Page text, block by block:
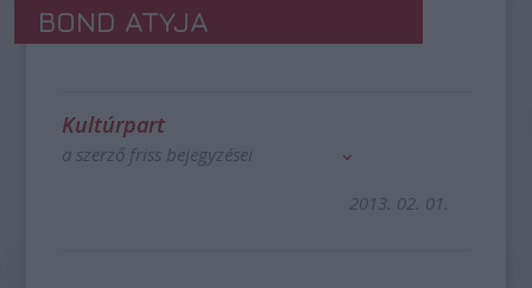
BOND ATYJA
Kultúrpart
a szerző friss bejegyzései
2013. 02. 01.